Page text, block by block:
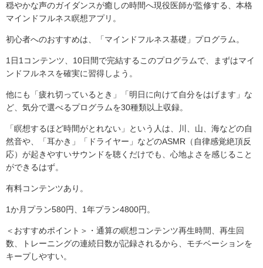
穏やかな声のガイダンスが癒しの時間へ現役医師が監修する、本格
マインドフルネス瞑想アプリ。
初心者へのおすすめは、「マインドフルネス基礎」プログラム。
1日1コンテンツ、10日間で完結するこのプログラムで、まずはマイ
ンドフルネスを確実に習得しよう。
他にも「疲れ切っているとき」「明日に向けて自分をはげます」な
ど、気分で選べるプログラムを30種類以上収録。
「瞑想するほど時間がとれない」という人は、川、山、海などの自
然音や、「耳かき」「ドライヤー」などのASMR（自律感覚絶頂反
応）が起きやすいサウンドを聴くだけでも、心地よさを感じること
ができるはず。
有料コンテンツあり。
1か月プラン580円、1年プラン4800円。
＜おすすめポイント＞・通算の瞑想コンテンツ再生時間、再生回
数、トレーニングの連続日数が記録されるから、モチベーションを
キープしやすい。